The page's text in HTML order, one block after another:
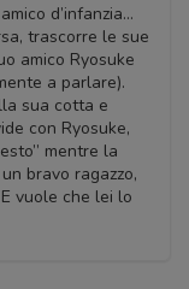
d’infanzia…
trascorre le sue
amico Ryosuke
a parlare).
sua cotta e
con Ryosuke,
mentre la
bravo ragazzo,
vuole che lei lo